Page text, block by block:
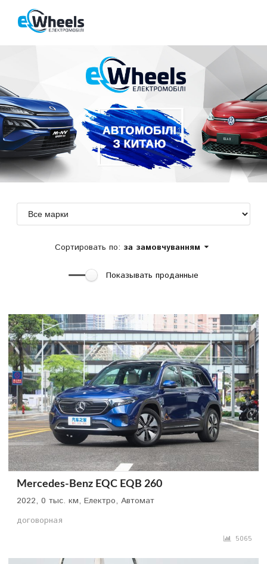
Сортировать по: за замовчуванням
Показывать проданные
Mercedes-Benz EQC EQB 260
2022, 0 тыс. км, Електро, Автомат
договорная
5065